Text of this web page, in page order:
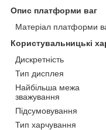
Опис платформи ваг
Матеріал платформи
Користувальницькі
Дискретність
Тип дисплея
Найбільша межа
зважування
Підсумовування
Тип харчування